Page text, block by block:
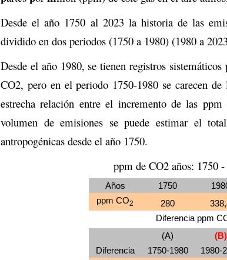
Desde el año 1750 al 2023 la historia de las
dividido en dos periodos (1750 a 1980) (1980 a
Desde el año 1980, se tienen registros
CO2, pero en el periodo 1750-1980 se carecen
estrecha relación entre el incremento de las
volumen de emisiones se puede estimar el
antropogénicas desde el año 1750.
ppm de CO2 años: 1750
Años 1750
ppm CO2 280
Diferencia ppm
(A) (B)
Diferencia
1750-1980 1980-